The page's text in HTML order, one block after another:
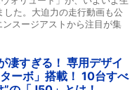
した。大迫力の走行動画も公
スージアストから注目が集
凄すぎる！ 専用デザイ
ーボ」搭載！ 10台すべ